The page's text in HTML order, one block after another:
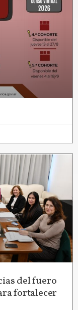
del fuero
fortalecer